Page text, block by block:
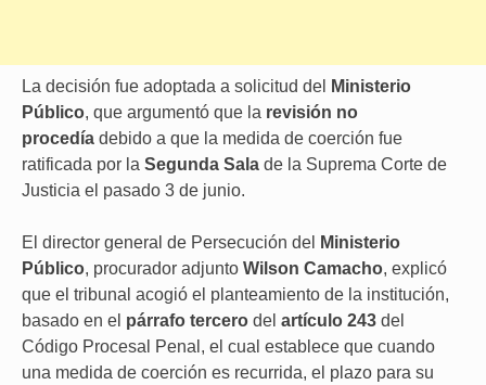
La decisión fue adoptada a solicitud del
Ministerio
Público, que argumentó que la revisión no
procedía debido a que la medida de coerción fue
ratificada por la Segunda Sala de la Suprema Corte de
Justicia el pasado 3 de junio.
El director general de Persecución del
Ministerio
Público, procurador adjunto Wilson Camacho, explicó
que el tribunal acogió el planteamiento de la institución,
basado en el párrafo tercero del artículo 243 del
Código Procesal Penal, el cual establece que cuando
una medida de coerción es recurrida, el plazo para su